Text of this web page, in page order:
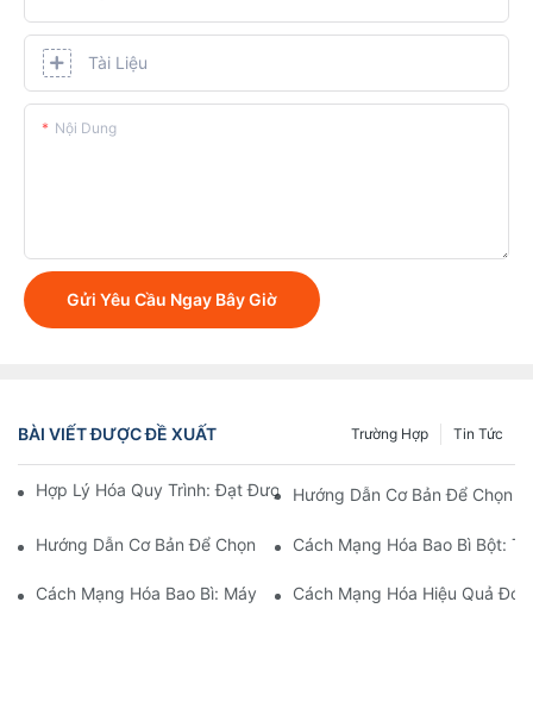
Tài Liệu
Nội Dung
Gửi Yêu Cầu Ngay Bây Giờ
BÀI VIẾT ĐƯỢC ĐỀ XUẤT Tin Tức
Trường Hợp
Hợp Lý Hóa Quy Trình: Đạt Được Hiệu Quả Với Máy Đóng Gói
Hướng Dẫn Cơ Bản Để Chọn
Hướng Dẫn Cơ Bản Để Chọn Một Công Ty Thiết Bị Chiết Rót
Cách Mạng Hóa Bao Bì Bột:
Cách Mạng Hóa Bao Bì: Máy Đóng Gói Túi Đứng
Cách Mạng Hóa Hiệu Quả